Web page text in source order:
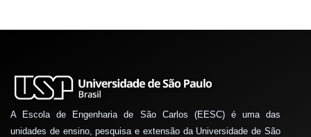
A Escola de Engenharia de São Carlos (EESC) é uma das
unidades de ensino, pesquisa e extensão da Universidade de São